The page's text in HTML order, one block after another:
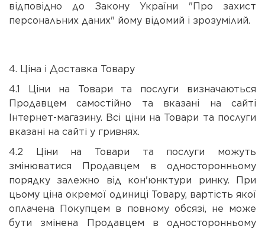
відповідно до Закону України "Про захист
персональних даних" йому відомий і зрозумілий.
4. Ціна і Доставка Товару
4.1 Ціни на Товари та послуги визначаються
Продавцем самостійно та вказані на сайті
Інтернет-магазину. Всі ціни на Товари та послуги
вказані на сайті у гривнях.
4.2 Ціни на Товари та послуги можуть
змінюватися Продавцем в односторонньому
порядку залежно від кон'юнктури ринку. При
цьому ціна окремої одиниці Товару, вартість якої
оплачена Покупцем в повному обсязі, не може
бути змінена Продавцем в односторонньому